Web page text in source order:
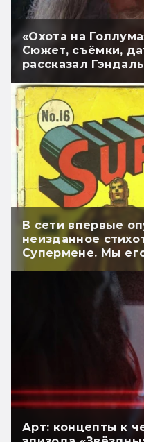
«Охота на
Сюжет, съёмки,
рассказал
В сети впервые
неизданное
Супермене. Мы
Арт: концепты к